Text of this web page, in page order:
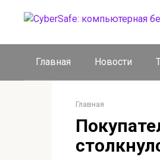
Главная Новости
Главная